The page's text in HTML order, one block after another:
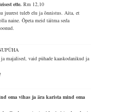
ette.Rm 12,10
juurest tuleb elu ja õnnistus. Aita, et
naine. Õpeta meid täitma seda
majalised, vaid pühade kaaskodanikud ja
oma vihas ja ära karista mind oma